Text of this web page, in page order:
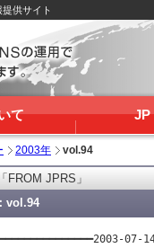
供サイト
て JP
2003年 vol.94
FROM JPRS」
vol.94
07-